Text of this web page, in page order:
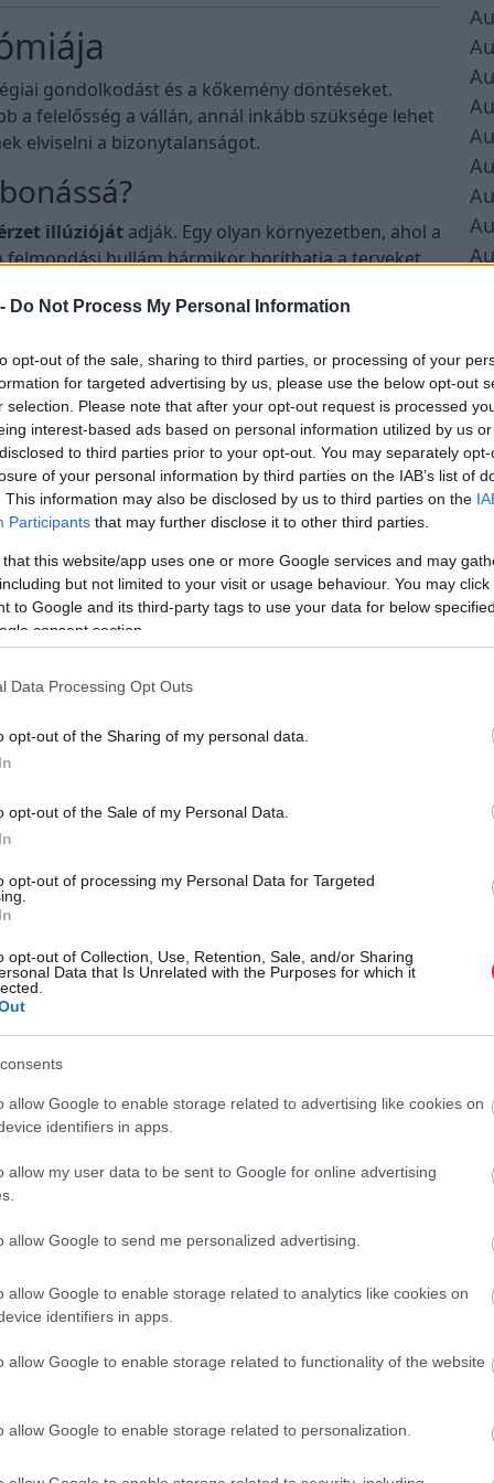
Do Not Process My Personal Information
opt-out of the sale, sharing to third parties, or processing of your
for targeted advertising by us, please use the below opt-out
selection. Please note that after your opt-out request is processed
interest-based ads based on personal information utilized by us
to third parties prior to your opt-out. You may separately
of your personal information by third parties on the IAB’s list of
This information may also be disclosed by us to third parties on the
Participants that may further disclose it to other third parties.
that this website/app uses one or more Google services and may
but not limited to your visit or usage behaviour. You may
to Google and its third-party tags to use your data for below
consent section.
Data Processing Opt Outs
opt-out of the Sharing of my personal data.
opt-out of the Sale of my Personal Data.
opt-out of processing my Personal Data for Targeted
opt-out of Collection, Use, Retention, Sale, and/or Sharing
Data that Is Unrelated with the Purposes for which it
allow Google to enable storage related to advertising like cookies on
identifiers in apps.
allow my user data to be sent to Google for online advertising
allow Google to send me personalized advertising.
allow Google to enable storage related to analytics like cookies on
identifiers in apps.
allow Google to enable storage related to functionality of the website
allow Google to enable storage related to personalization.
gondolkodást és a kőkemény döntéseket.
a felelősség a vállán, annál inkább szüksége lehet
elviselni a bizonytalanságot.
illúzióját adják. Egy olyan környezetben, ahol a
felmondási hullám bármikor boríthatja a terveket,
tartunk board-ülést, elkerüljük a bajt”.
a prezentáció előtt, ne ítéld el! Ez az ő védekezési
a levegőben, alkalmazd az alábbi taktikákat, hogy
„12+1” logika
Ez a leggyorsabb út a bizalomvesztéshez.
kell átadnod, nevezd el „Top 10+3
asztalhoz osztottak be egy üzleti ebéden, próbálj
egy elakadt nyomtató – az „átkozott péntek”
kétszeres biztonsági mentést. Ellenőrizd a
el te is viccelődni a szellemekkel, hanem javítsd
erősebb a balszerencsénél.
Ha a fizetésemelésedről akarsz tárgyalni,
engedélyeztetni,
döntést hozhat egy „veszélyesnek” ítélt napon.
fenyegetést.
kultúra és
tesztüzem”. A babona ugyanis fertőző. Ha a
az rányomhatja a bélyegét a napi
biztonság, ami azt jelenti, hogy mindenki
Ha egy kollégád ma nem hajlandó a 13-as